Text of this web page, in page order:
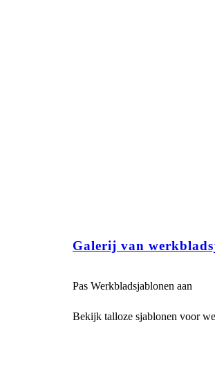
Galerij van
Pas Werkbladsjablonen aan
Bekijk talloze sjablonen voor